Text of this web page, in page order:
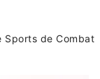
Sports de Combat